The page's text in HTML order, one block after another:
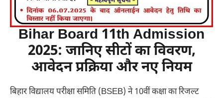
Bihar Board 11th Admission
2025: जानिए सीटों का विवरण,
आवेदन प्रक्रिया और नए नियम
बिहार विद्यालय परीक्षा समिति (BSEB) ने 10वीं कक्षा का रिजल्ट